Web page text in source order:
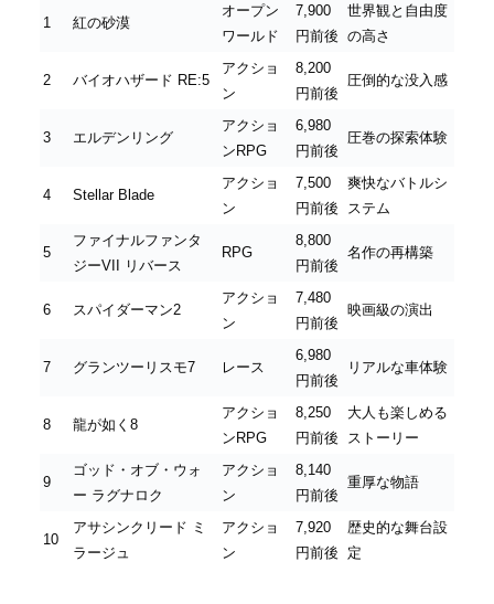
1 紅の砂漠
オープン
ワールド
7,900
円前後
世界観と自由度
の高さ
2 バイオハザード RE:5
アクショ
ン
8,200
円前後
圧倒的な没入感
3 エルデンリング
アクショ
ンRPG
6,980
円前後
圧巻の探索体験
4 Stellar Blade
アクショ
ン
7,500
円前後
爽快なバトルシ
ステム
5
ファイナルファンタ
ジーVII リバース
RPG
8,800
円前後
名作の再構築
6 スパイダーマン2
アクショ
ン
7,480
円前後
映画級の演出
7 グランツーリスモ7 レース
6,980
円前後
リアルな車体験
8 龍が如く8
アクショ
ンRPG
8,250
円前後
大人も楽しめる
ストーリー
9
ゴッド・オブ・ウォ
ー ラグナロク
アクショ
ン
8,140
円前後
重厚な物語
10
アサシンクリード ミ
ラージュ
アクショ
ン
7,920
円前後
歴史的な舞台設
定